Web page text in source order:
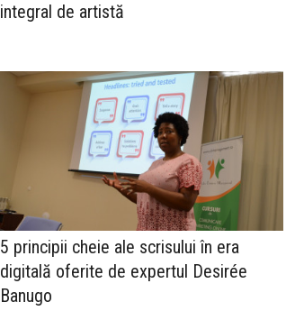
integral de artistă
5 principii cheie ale scrisului în era
digitală oferite de expertul Desirée
Banugo